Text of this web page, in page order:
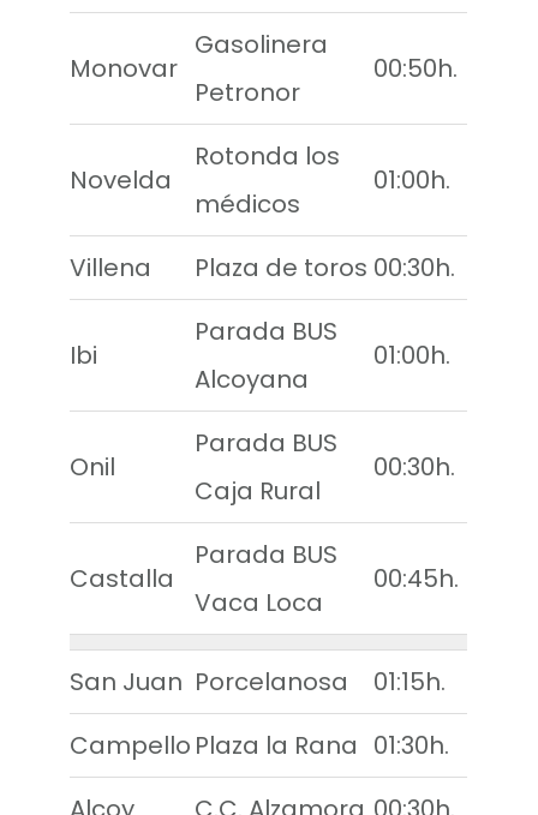
Monovar
Gasolinera
Petronor
00:50h.
Novelda
Rotonda los
médicos
01:00h.
Villena Plaza de toros 00:30h.
Ibi
Parada BUS
Alcoyana
01:00h.
Onil
Parada BUS
Caja Rural
00:30h.
Castalla
Parada BUS
Vaca Loca
00:45h.
San Juan Porcelanosa
01:15h.
Campello Plaza la Rana 01:30h.